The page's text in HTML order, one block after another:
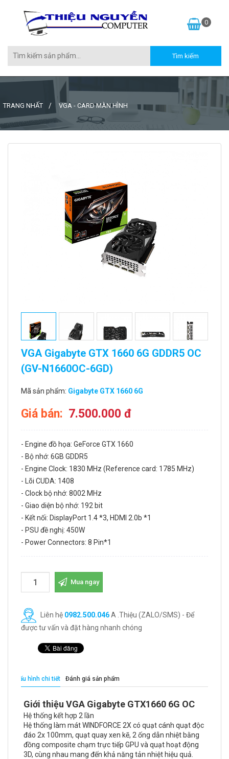
0
TRANG NHẤT VGA - CARD MÀN HÌNH
VGA Gigabyte GTX 1660 6G GDDR5 OC
(GV-N1660OC-6GD)
Mã sản phẩm: Gigabyte GTX 1660 6G
Giá bán: 7.500.000 đ
- Engine đồ họa: GeForce GTX 1660
- Bộ nhớ: 6GB GDDR5
- Engine Clock: 1830 MHz (Reference card: 1785 MHz)
- Lõi CUDA: 1408
- Clock bộ nhớ: 8002 MHz
- Giao diện bộ nhớ: 192 bit
- Kết nối: DisplayPort 1.4 *3, HDMI 2.0b *1
- PSU đề nghị: 450W
- Power Connectors: 8 Pin*1
Mua ngay
Liên hệ 0982.500.046A .Thiệu (ZALO/SMS) - Để
được tư vấn và đặt hàng nhanh chóng
Cấu hình chi tiết Đánh giá sản phẩm
Giới thiệu VGA Gigabyte GTX1660 6G OC
Hệ thống kết hợp 2 lần
Hệ thống làm mát WINDFORCE 2X có quạt cánh quạt độc
đáo 2x 100mm, quạt quay xen kẽ, 2 ống dẫn nhiệt bằng
đồng composite chạm trực tiếp GPU và quạt hoạt động
3D, cùng nhau mang đến khả năng tản nhiệt hiệu quả.